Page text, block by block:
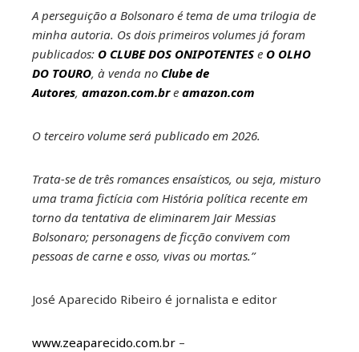
A perseguição a Bolsonaro é tema de uma trilogia de
minha autoria. Os dois primeiros volumes já foram
publicados: O CLUBE DOS ONIPOTENTES e O OLHO
DO TOURO, à venda no Clube de
Autores, amazon.com.bre amazon.com
O terceiro volume será publicado em 2026.
Trata-se de três romances ensaísticos, ou seja, misturo
uma trama fictícia com História política recente em
torno da tentativa de eliminarem Jair Messias
Bolsonaro; personagens de ficção convivem com
pessoas de carne e osso, vivas ou mortas.”
José Aparecido Ribeiro é jornalista e editor
www.zeaparecido.com.br –